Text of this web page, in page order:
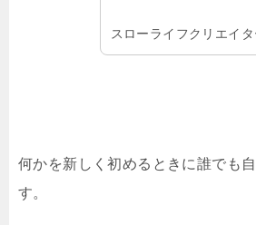
スローライフクリエイ
何かを新しく初めるときに誰でも
す。